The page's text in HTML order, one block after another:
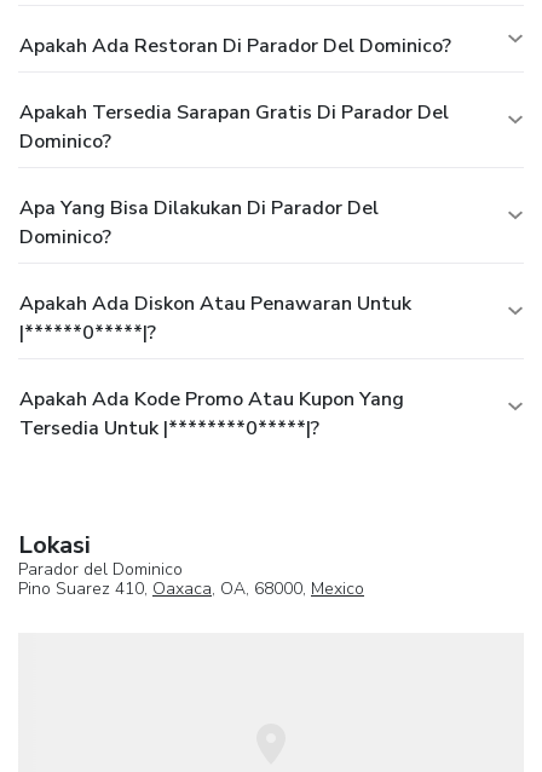
Apakah Ada Restoran Di Parador Del Dominico?
Apakah Tersedia Sarapan Gratis Di Parador Del
Dominico?
Apa Yang Bisa Dilakukan Di Parador Del
Dominico?
Apakah Ada Diskon Atau Penawaran Untuk
|******0*****|?
Apakah Ada Kode Promo Atau Kupon Yang
Tersedia Untuk |********0*****|?
Lokasi
Parador del Dominico
Pino Suarez 410, Oaxaca, OA, 68000, Mexico